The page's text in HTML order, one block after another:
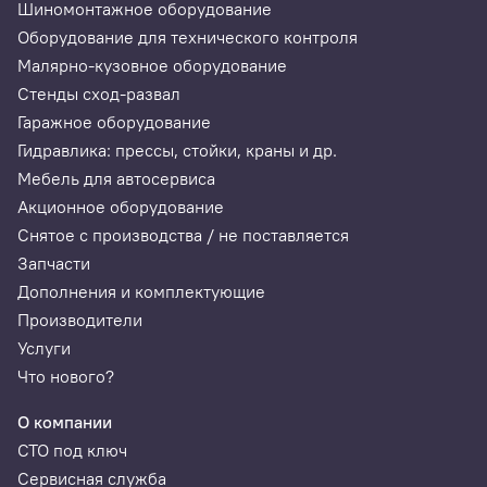
Масса брутто
Гарантия
Комплектация
Станок балансировочный - 1 шт.
Защитный кожух - 1 шт.
Резьбовой вал ТР 40х3 - 1 шт.
Зажимная гайка - 1 шт.
Втулка гайки удлиненная - 1 шт.
Фланец (чашка) гайки с резиновым кольцом - 1 шт.
Пружина коническая - 1 шт.
Шиномонтажное оборудование
Оборудование для технического контроля
Малярно-кузовное оборудование
Стенды сход-развал
Гаражное оборудование
Гидравлика: прессы, стойки, краны и др.
Мебель для автосервиса
Акционное оборудование
Снятое с производства / не поставляется
Запчасти
Дополнения и комплектующие
Производители
Услуги
Что нового?
О компании
СТО под ключ
Сервисная служба